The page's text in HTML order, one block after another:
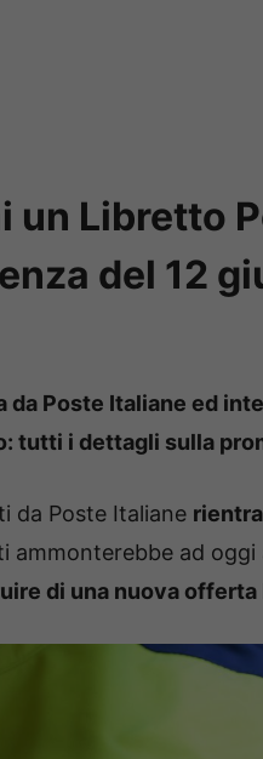
un Libretto
del 12
da Poste Italiane ed
tutti i dettagli sulla
da Poste Italiane
ammonterebbe ad
di una nuova offerta